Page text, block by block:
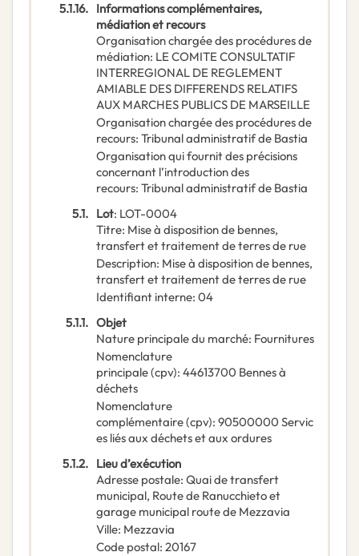
5.1.16. Informations complémentaires,
médiation et recours
Organisation chargée des procédures de
médiation: LE COMITE CONSULTATIF
INTERREGIONAL DE REGLEMENT
AMIABLE DES DIFFERENDS RELATIFS
AUX MARCHES PUBLICS DE MARSEILLE
Organisation chargée des procédures de
recours: Tribunal administratif de Bastia
Organisation qui fournit des précisions
concernant l’introduction des
recours: Tribunal administratif de Bastia
5.1. Lot: LOT-0004
Titre: Mise à disposition de bennes,
transfert et traitement de terres de rue
Description: Mise à disposition de bennes,
transfert et traitement de terres de rue
Identifiant interne: 04
5.1.1. Objet
Nature principale du marché: Fournitures
Nomenclature
principale(cpv): 44613700 Bennes à
déchets
Nomenclature
complémentaire(cpv): 90500000 Servic
es liés aux déchets et aux ordures
5.1.2. Lieu d’exécution
Adresse postale: Quai de transfert
municipal, Route de Ranucchieto et
garage municipal route de Mezzavia
Ville: Mezzavia
Code postal: 20167